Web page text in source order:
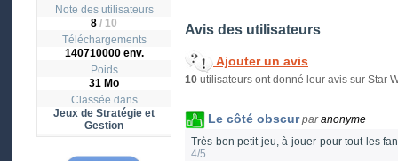
Note des utilisateurs
8 / 10
Téléchargements
140710000 env.
Poids
31 Mo
Classée dans
Jeux de Stratégie et
Gestion
Avis des utilisateurs
Ajouter un avis
10 utilisateurs ont donné leur avis sur Star
Le côté obscur paranonyme
Très bon petit jeu, à jouer pour tout les
4/5